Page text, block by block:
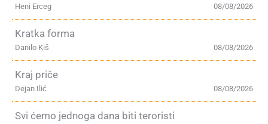
08/08/2026
Heni Erceg
Kratka forma
08/08/2026
Danilo Kiš
Kraj priče
08/08/2026
Dejan Ilić
Svi ćemo jednoga dana biti teroristi